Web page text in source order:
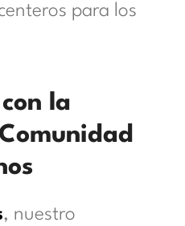
para los
la
, nuestro